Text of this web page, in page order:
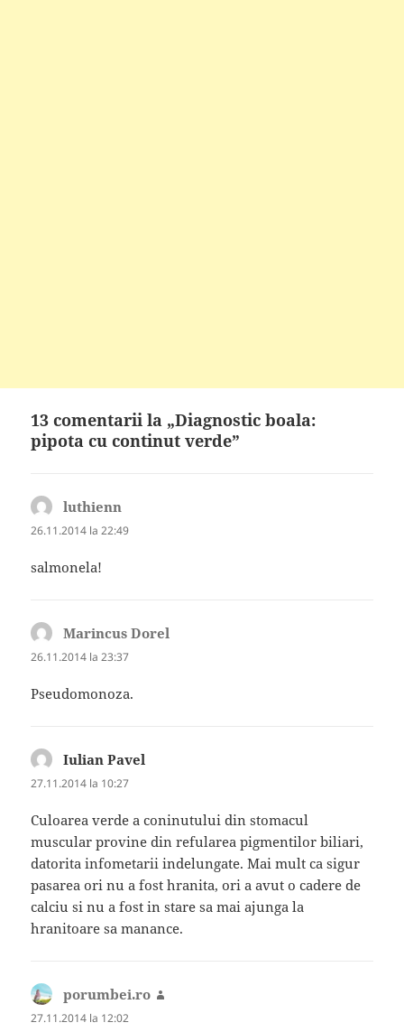
13 comentarii la „Diagnostic boala:
pipota cu continut verde”
luthienn
26.11.2014 la 22:49
salmonela!
Marincus Dorel
26.11.2014 la 23:37
Pseudomonoza.
Iulian Pavel
27.11.2014 la 10:27
Culoarea verde a coninutului din stomacul
muscular provine din refularea pigmentilor biliari,
datorita infometarii indelungate. Mai mult ca sigur
pasarea ori nu a fost hranita, ori a avut o cadere de
calciu si nu a fost in stare sa mai ajunga la
hranitoare sa manance.
porumbei.ro
27.11.2014 la 12:02